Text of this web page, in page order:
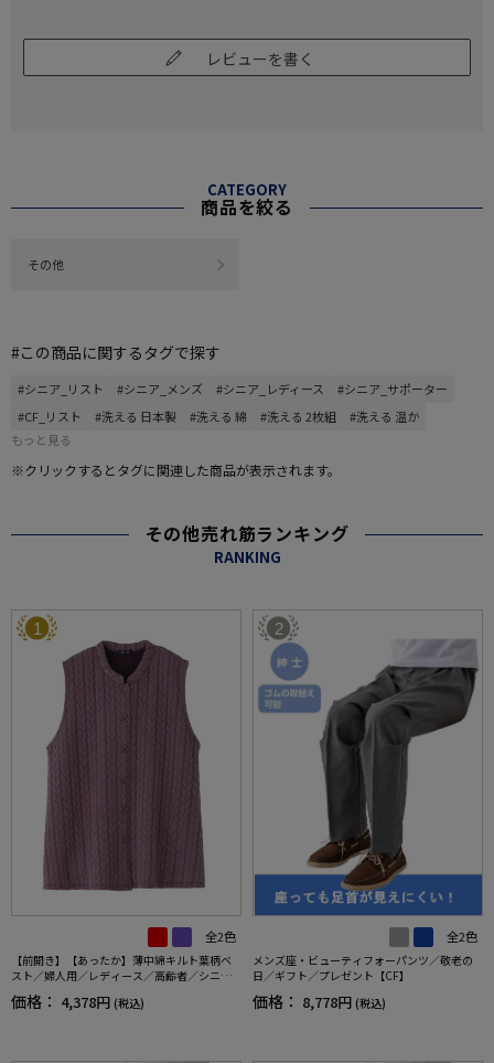
レビューを書く
CATEGORY
商品を絞る
その他
#この商品に関するタグで探す
#シニア_リスト #シニア_メンズ #シニア_レディース
#シニア_サポーター
#CF_リスト
#洗える 日本製 #洗える 綿 #洗える 2枚組
#洗える 温か
もっと見る
※クリックするとタグに関連した商品が表示されます。
その他売れ筋ランキング
RANKING
1
全2色
【前開き】【あったか】薄中綿キルト葉柄ベ
スト／婦人用／レディース／高齢者／シニア
／秋冬／洗濯OK／自宅で洗える／名前記入欄
付／両脇ポケット／お出かけ／ギフト【CF】
価格： 4,378円 (税込)
2
全2色
メンズ座・ビューティフォーパンツ／敬老の
日／ギフト／プレゼント【CF】
価格： 8,778円 (税込)